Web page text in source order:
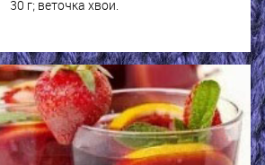
30 г; веточка хвои.